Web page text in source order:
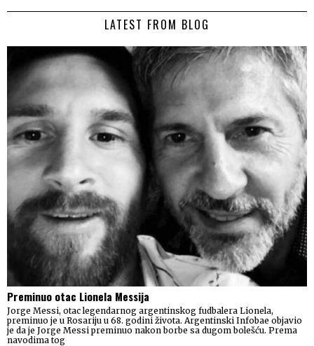
LATEST FROM BLOG
Preminuo otac Lionela Messija
Jorge Messi, otac legendarnog argentinskog fudbalera Lionela,
preminuo je u Rosariju u 68. godini života. Argentinski Infobae objavio
je da je Jorge Messi preminuo nakon borbe sa dugom bolešću. Prema
navodima tog